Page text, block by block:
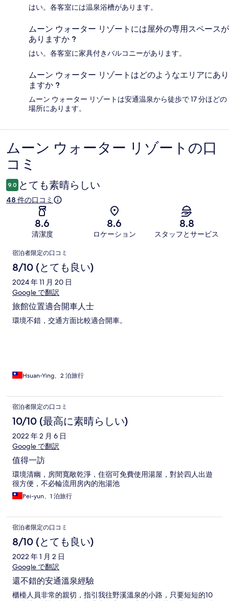
はい。各客室には温泉浴槽があります。
ムーン ウォーター リゾートには屋外の専用スペースが
ありますか ?
はい。各客室に家具付きバルコニーがあります。
ムーン ウォーター リゾートはどのようなエリアにあり
ますか ?
ムーン ウォーター リゾートは安通温泉から徒歩で 17 分ほどの
場所にあります。
口
コ
ミ
ムーン ウォーター リゾートの口
コミ
9.0 とても素晴らしい
48 件の口コミ
8.6
清潔度
8.6
ロケーション
8.8
スタッフとサービス
口
コ
ミ
宿泊者限定の口コミ
8/10 (とても良い)
2024 年 11 月 20 日
Google で翻訳
旅館位置適合開車人士
環境不錯，交通方面比較適合開車。
Hsuan-Ying、2 泊旅行
宿泊者限定の口コミ
10/10 (最高に素晴らしい)
2022 年 2 月 6 日
Google で翻訳
值得一訪
環境清幽，房間寬敞乾淨，住宿可免費使用湯屋，對於四人出遊
很方便，不必輪流用房內的泡湯池
Pei-yun、1 泊旅行
宿泊者限定の口コミ
8/10 (とても良い)
2022 年 1 月 2 日
Google で翻訳
還不錯的安通溫泉經驗
櫃檯人員非常的親切，指引我往野溪溫泉的小路，只要短短的10